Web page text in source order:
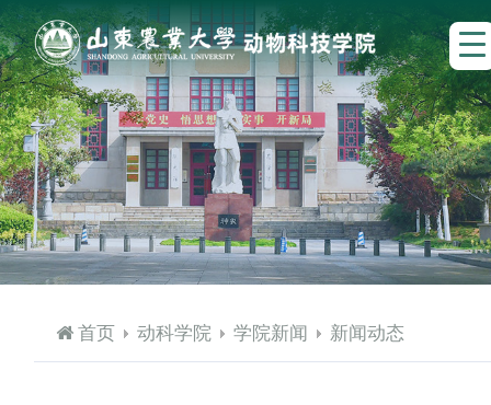
首页 动科学院 学院新闻 新闻动态